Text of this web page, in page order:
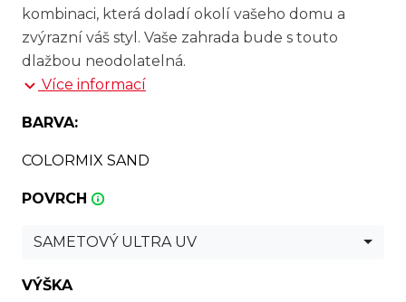
kombinaci, která doladí okolí vašeho domu a
zvýrazní váš styl. Vaše zahrada bude s touto
dlažbou neodolatelná.
Více informací
BARVA:
COLORMIX SAND
POVRCH
SAMETOVÝ ULTRA UV
VÝŠKA